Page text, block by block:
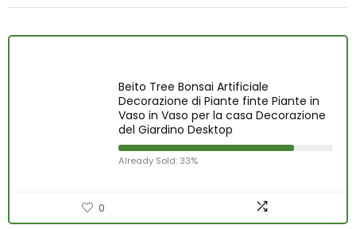
Beito Tree Bonsai Artificiale
Decorazione di Piante finte Piante in
Vaso in Vaso per la casa Decorazione
del Giardino Desktop
Already Sold: 33%
0